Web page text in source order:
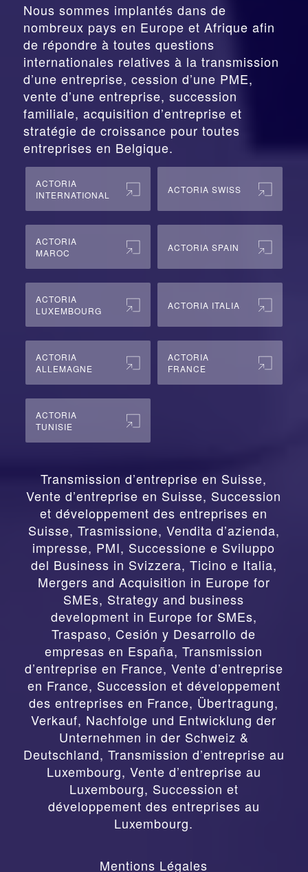
Nous sommes implantés dans de
nombreux pays en Europe et Afrique afin
de répondre à toutes questions
internationales relatives à la transmission
d’une entreprise, cession d’une PME,
vente d’une entreprise, succession
familiale, acquisition d’entreprise et
stratégie de croissance pour toutes
entreprises en Belgique.
ACTORIA
INTERNATIONAL
ACTORIA SWISS
ACTORIA
MAROC
ACTORIA SPAIN
ACTORIA
LUXEMBOURG
ACTORIA ITALIA
ACTORIA
ALLEMAGNE
ACTORIA
FRANCE
ACTORIA
TUNISIE
Transmission d’entreprise en Suisse,
Vente d’entreprise en Suisse, Succession
et développement des entreprises en
Suisse, Trasmissione, Vendita d’azienda,
impresse, PMI, Successione e Sviluppo
del Business in Svizzera, Ticino e Italia,
Mergers and Acquisition in Europe for
SMEs, Strategy and business
development in Europe for SMEs,
Traspaso, Cesión y Desarrollo de
empresas en España,Transmission
d’entreprise en France, Vente d’entreprise
en France, Succession et développement
des entreprises en France, Übertragung,
Verkauf, Nachfolge und Entwicklung der
Unternehmen in der Schweiz &
Deutschland, Transmission d’entreprise au
Luxembourg, Vente d’entreprise au
Luxembourg, Succession et
développement des entreprises au
Luxembourg.
Mentions Légales